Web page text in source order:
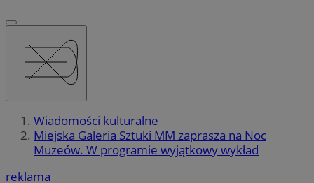
Wiadomości kulturalne
Miejska Galeria Sztuki MM zaprasza na Noc
Muzeów. W programie wyjątkowy wykład
reklama